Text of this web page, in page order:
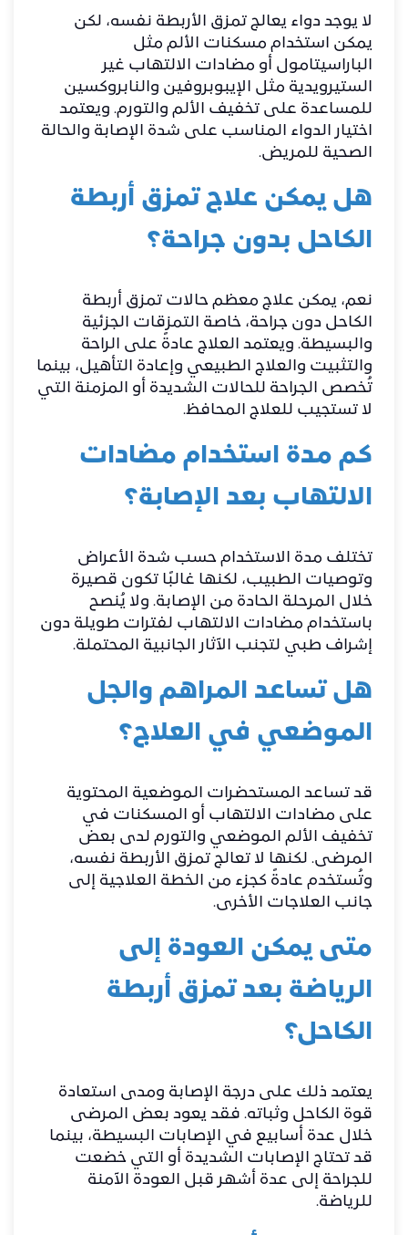
لا يوجد دواء يعالج تمزق الأربطة نفسه، لكن
يمكن استخدام مسكنات الألم مثل
الباراسيتامول أو مضادات الالتهاب غير
الستيرويدية مثل الإيبوبروفين والنابروكسين
للمساعدة على تخفيف الألم والتورم. ويعتمد
اختيار الدواء المناسب على شدة الإصابة والحالة
الصحية للمريض.
هل يمكن علاج تمزق أربطة
الكاحل بدون جراحة؟
نعم، يمكن علاج معظم حالات تمزق أربطة
الكاحل دون جراحة، خاصة التمزقات الجزئية
والبسيطة. ويعتمد العلاج عادةً على الراحة
والتثبيت والعلاج الطبيعي وإعادة التأهيل، بينما
تُخصص الجراحة للحالات الشديدة أو المزمنة التي
لا تستجيب للعلاج المحافظ.
كم مدة استخدام مضادات
الالتهاب بعد الإصابة؟
تختلف مدة الاستخدام حسب شدة الأعراض
وتوصيات الطبيب، لكنها غالبًا تكون قصيرة
خلال المرحلة الحادة من الإصابة. ولا يُنصح
باستخدام مضادات الالتهاب لفترات طويلة دون
إشراف طبي لتجنب الآثار الجانبية المحتملة.
هل تساعد المراهم والجل
الموضعي في العلاج؟
قد تساعد المستحضرات الموضعية المحتوية
على مضادات الالتهاب أو المسكنات في
تخفيف الألم الموضعي والتورم لدى بعض
المرضى. لكنها لا تعالج تمزق الأربطة نفسه،
وتُستخدم عادةً كجزء من الخطة العلاجية إلى
جانب العلاجات الأخرى.
متى يمكن العودة إلى
الرياضة بعد تمزق أربطة
الكاحل؟
يعتمد ذلك على درجة الإصابة ومدى استعادة
قوة الكاحل وثباته. فقد يعود بعض المرضى
خلال عدة أسابيع في الإصابات البسيطة، بينما
قد تحتاج الإصابات الشديدة أو التي خضعت
للجراحة إلى عدة أشهر قبل العودة الآمنة
للرياضة.